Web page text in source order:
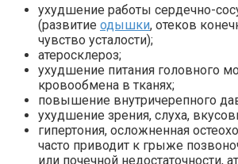
ухудшение работы сердечно-
(развитие одышки, отеков
чувство усталости);
атеросклероз;
ухудшение питания головного
кровообмена в тканях;
повышение внутричерепного
ухудшение зрения, слуха,
гипертония, осложненная
часто приводит к грыже
или почечной недостаточности,